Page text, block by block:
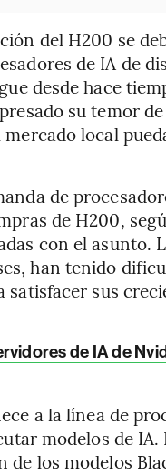
del H200 se
de IA de
desde hace
su temor
local
de
de H200,
con el asunto.
han tenido
sus
de IA de
a la línea de
modelos de IA.
de los modelos